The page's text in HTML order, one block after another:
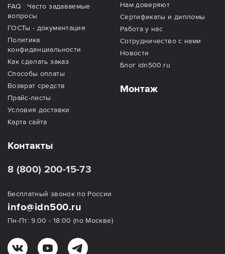
FAQ : Часто задаваемые
вопросы
ГОСТы - документация
Политика
конфиденциальности
Как сделать заказ
Способы оплаты
Возврат средств
Прайс-листы
Условия доставки
Карта сайта
Нам доверяют
Сертификаты и дипломы
Работа у нас
Сотрудничество с нами
Новости
Блог idn500.ru
Монтаж
Контакты
8 (800) 200-15-73
Бесплатный звонок по России
info@idn500.ru
Пн-Пт: 9:00 - 18:00 (по Москве)